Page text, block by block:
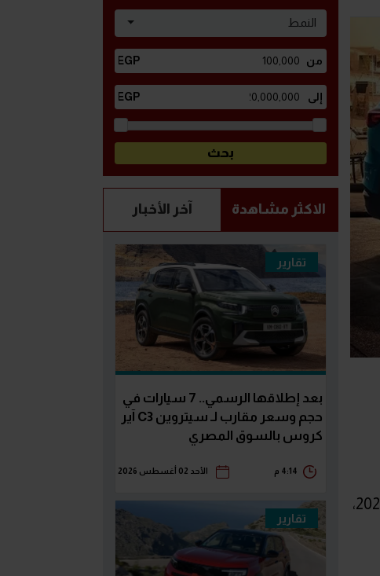
خطة الشركة للتوسع في طرح عدد من الموديلات الجديدة داخل السوق المصري خلال عام 2022،
النمط
الاكثر مشاهدة آخر الأخبار
تقارير
بعد إطلاقها الرسمي.. 7 سيارات في
حجم وسعر مقارب لـ سيتروين C3 آير
كروس بالسوق المصري
4:14 م الأحد 02 أغسطس 2026
تقارير